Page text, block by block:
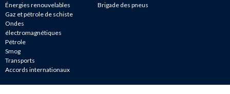
Énergies renouvelables
Gaz et pétrole de schiste
Ondes
électromagnétiques
Pétrole
Smog
Transports
Accords internationaux
Brigade des pneus